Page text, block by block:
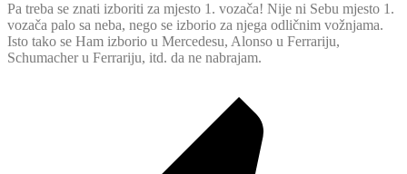
Pa treba se znati izboriti za mjesto 1. vozača! Nije ni Sebu mjesto 1.
vozača palo sa neba, nego se izborio za njega odličnim vožnjama.
Isto tako se Ham izborio u Mercedesu, Alonso u Ferrariju,
Schumacher u Ferrariju, itd. da ne nabrajam.